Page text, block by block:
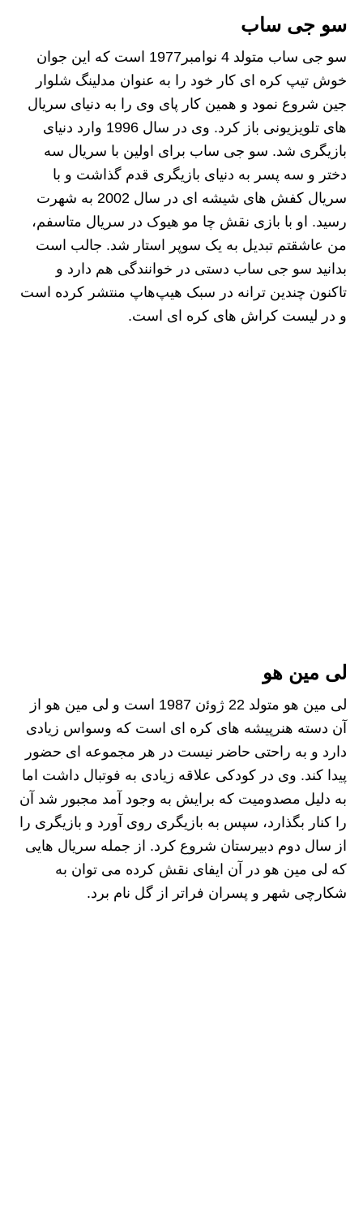
سو جی ساب
سو جی ساب متولد 4 نوامبر1977 است که این جوان
خوش‌ تیپ کره‌ ای کار خود را به عنوان مدلینگ شلوار
جین شروع نمود و همین کار پای وی را به دنیای سریال‌
های تلویزیونی باز کرد. وی در سال 1996 وارد دنیای
بازیگری شد. سو جی ساب برای اولین با سریال سه
دختر و سه پسر به دنیای بازیگری قدم گذاشت و با
سریال کفش های شیشه ای در سال 2002 به شهرت
رسید. او با بازی نقش چا مو هیوک در سریال متاسفم،
من عاشقتم تبدیل به یک سوپر استار شد. جالب است
بدانید سو جی ساب دستی در خوانندگی هم دارد و
تاکنون چندین ترانه در سبک هیپ‌هاپ منتشر کرده است
و در لیست کراش های کره ای است.
لی مین هو
لی مین هو متولد 22 ژوﺋن 1987 است و لی مین هو از
آن دسته هنرپیشه‌ های کره‌ ای است که وسواس زیادی
دارد و به راحتی حاضر نیست در هر مجموعه‌ ای حضور
پیدا کند. وی در کودکی علاقه زیادی به فوتبال داشت اما
به دلیل مصدومیت که برایش به وجود آمد مجبور شد آن
را کنار بگذارد، سپس به بازیگری روی آورد و بازیگری را
از سال دوم دبیرستان شروع کرد. از جمله سریال هایی
که لی مین هو در آن ایفای نقش کرده می توان به
شکارچی شهر و پسران فراتر از گل نام برد.